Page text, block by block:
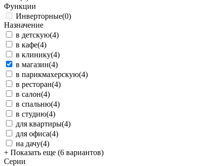
Функции
Инверторные(0)
Назначение
в детскую(4)
в кафе(4)
в клинику(4)
в магазин(4)
в парикмахерскую(4)
в ресторан(4)
в салон(4)
в спальню(4)
в студию(4)
для квартиры(4)
для офиса(4)
на дачу(4)
+ Показать еще (6 вариантов)
Серии